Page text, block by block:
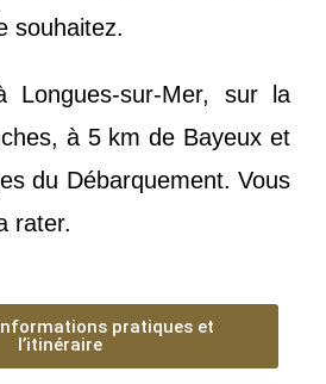
souhaitez.
sur-Mer, sur la
à 5 km de Bayeux et
du Débarquement. Vous
rater.
pratiques et
l’itinéraire